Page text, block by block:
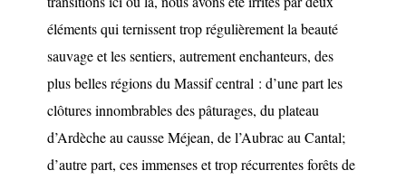
éléments qui ternissent trop régulièrement la beauté
sauvage et les sentiers, autrement enchanteurs, des
plus belles régions du Massif central : d’une part les
clôtures innombrables des pâturages, du plateau
d’Ardèche au causse Méjean, de l’Aubrac au Cantal;
d’autre part, ces immenses et trop récurrentes forêts de